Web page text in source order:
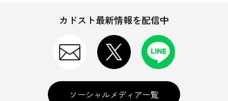
カドスト最新情報を配信中
ソーシャルメディア一覧